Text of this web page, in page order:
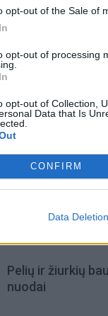
opt-out of the Sale of
opt-out of processing
opt-out of Collection,
Data that Is
CONFIRM
Data Deletion
Mirė garsi
teatro istorijoje“
Pelių ir žiurkių
nuodai